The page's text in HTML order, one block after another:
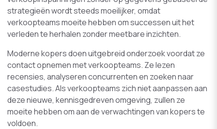
strategieën wordt steeds moeilijker, omdat
verkoopteams moeite hebben om successen uit het
verleden te herhalen zonder meetbare inzichten.
Moderne kopers doen uitgebreid onderzoek voordat ze
contact opnemen met verkoopteams. Ze lezen
recensies, analyseren concurrenten en zoeken naar
casestudies. Als verkoopteams zich niet aanpassen aan
deze nieuwe, kennisgedreven omgeving, zullen ze
moeite hebben om aan de verwachtingen van kopers te
voldoen.